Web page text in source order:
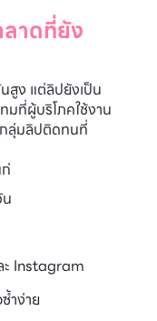
าดที่ยัง
สูง แต่ลิปยังเป็น
ทมที่ผู้บริโภคใช้งาน
กลุ่มลิปติดทนที่
ะ Instagram
ำง่าย